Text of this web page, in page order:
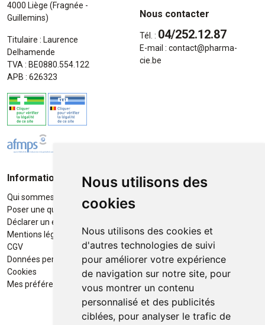
Nous utilisons des
cookies
Nous utilisons des cookies et
d'autres technologies de suivi
pour améliorer votre expérience
de navigation sur notre site, pour
vous montrer un contenu
personnalisé et des publicités
ciblées, pour analyser le trafic de
4000 Liège (Fragnée -
Guillemins)
Titulaire : Laurence
Delhamende
TVA : BE0880.554.122
APB : 626323
Nous contacter
Tél. : 04/252.12.87
E-mail : contact@pharma-
cie.be
Informations
Qui sommes-nous ?
Poser une question
Déclarer un effet indésirable
Mentions légales
CGV
Données personnelles
Cookies
Mes préférences Cookies
Moyens de paiement
Retrait / Livraison
Retrait à la pharmacie en Click
Livraison cyclo-urbaines à Liège